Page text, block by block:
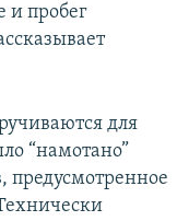
и пробег
для
“намотано”
предусмотренное